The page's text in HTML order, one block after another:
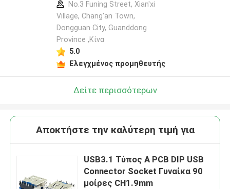
No.3 Funing Street, Xian'xi
Village, Chang'an Town,
Dongguan City, Guanddong
Province ,Κίνα
5.0
Ελεγχμένος προμηθευτής
Δείτε περισσότερων
Αποκτήστε την καλύτερη τιμή για
USB3.1 Τύπος Α PCB DIP USB
Connector Socket Γυναίκα 90
μοίρες CH1.9mm